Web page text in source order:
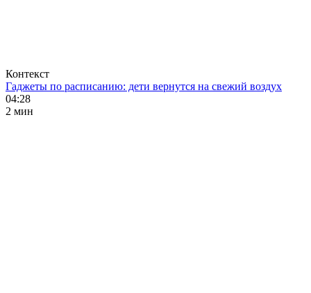
Контекст
Гаджеты по расписанию: дети вернутся на свежий воздух
04:28
2 мин